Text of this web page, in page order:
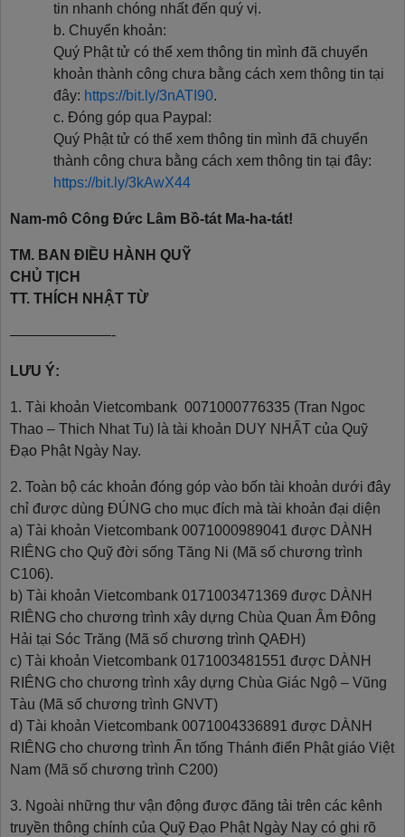
tin nhanh chóng nhất đến quý vị.
b. Chuyển khoản:
Quý Phật tử có thể xem thông tin mình đã chuyển
khoản thành công chưa bằng cách xem thông tin tại
đây: https://bit.ly/3nATI90.
c. Đóng góp qua Paypal:
Quý Phật tử có thể xem thông tin mình đã chuyển
thành công chưa bằng cách xem thông tin tại đây:
https://bit.ly/3kAwX44
Nam-mô Công Đức Lâm Bồ-tát Ma-ha-tát!
TM. BAN ĐIỀU HÀNH QUỸ
CHỦ TỊCH
TT. THÍCH NHẬT TỪ
———————-
LƯU Ý:
1. Tài khoản Vietcombank 0071000776335 (Tran Ngoc
Thao – Thich Nhat Tu) là tài khoản DUY NHẤT của Quỹ
Đạo Phật Ngày Nay.
2. Toàn bộ các khoản đóng góp vào bốn tài khoản dưới đây
chỉ được dùng ĐÚNG cho mục đích mà tài khoản đại diện
a) Tài khoản Vietcombank 0071000989041 được DÀNH
RIÊNG cho Quỹ đời sống Tăng Ni (Mã số chương trình
C106).
b) Tài khoản Vietcombank 0171003471369 được DÀNH
RIÊNG cho chương trình xây dựng Chùa Quan Âm Đông
Hải tại Sóc Trăng (Mã số chương trình QAĐH)
c) Tài khoản Vietcombank 0171003481551 được DÀNH
RIÊNG cho chương trình xây dựng Chùa Giác Ngộ – Vũng
Tàu (Mã số chương trình GNVT)
d) Tài khoản Vietcombank 0071004336891 được DÀNH
RIÊNG cho chương trình Ấn tống Thánh điển Phật giáo Việt
Nam (Mã số chương trình C200)
3. Ngoài những thư vận động được đăng tải trên các kênh
truyền thông chính của Quỹ Đạo Phật Ngày Nay có ghi rõ